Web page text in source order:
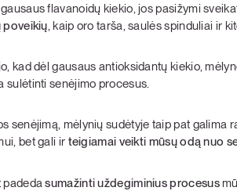
flavanoidų kiekio, jos pasižymi
poveikių, kaip oro tarša, saulės spinduliai ir
kad dėl gausaus antioksidantų kiekio,
sulėtinti senėjimo procesus.
senėjimą, mėlynių sudėtyje taip pat galima
bet gali ir teigiamai veikti mūsų odą nuo
padeda sumažinti uždegiminius procesus